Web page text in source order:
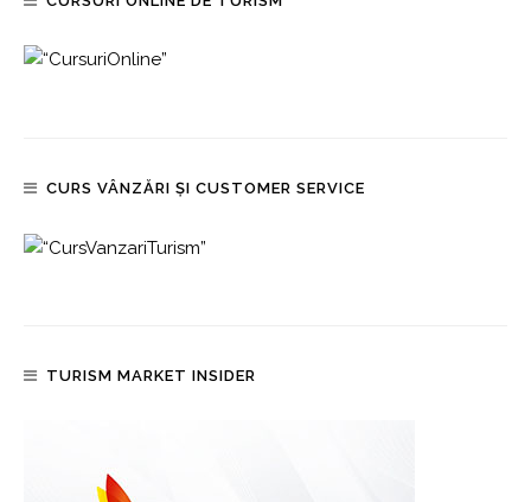
CURS VÂNZĂRI ȘI CUSTOMER SERVICE
TURISM MARKET INSIDER